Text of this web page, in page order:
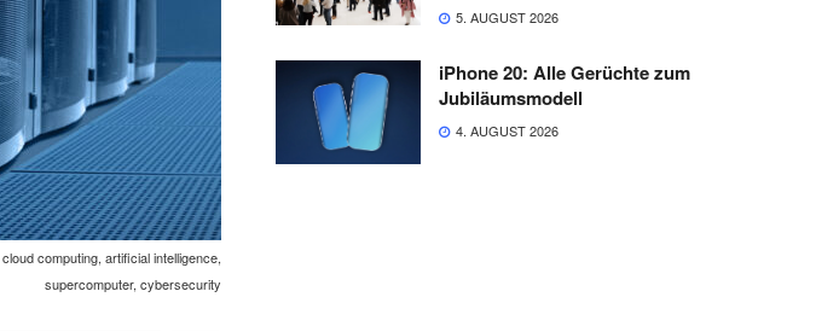
computing, artificial intelligence,
supercomputer, cybersecurity
5. AUGUST 2026
iPhone 20: Alle Gerüchte zum
Jubiläumsmodell
4. AUGUST 2026